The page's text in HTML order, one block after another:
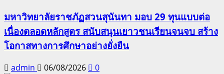
มหาวิทยาลัยราชภัฏสวนสุนันทา มอบ 29 ทุนแบบต่อ
เนื่องตลอดหลักสูตร สนับสนุนเยาวชนเรียนจนจบ สร้าง
โอกาสทางการศึกษาอย่างยั่งยืน
admin 06/08/2026 0